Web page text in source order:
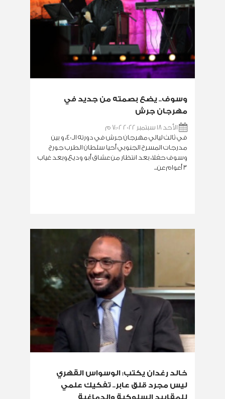
وسوف.. يضع بصمته من جديد في
مهرجان جرش
الأحد 18 سبتمبر 2022 7:02 م
في ثالث ليالي مهرجان جرش في دورته الـ40، و بين
مدرجات المسرح الجنوبي أحيا سلطان الطرب جورج
وسوف حفلا، بعد انتظار من عشاق أبو وديع.وبعد غياب
3 أعوام عن...
خالد رغدان يكتب: الوسواس القهري
ليس مجرد قلق عابر.. تفكيك علمي